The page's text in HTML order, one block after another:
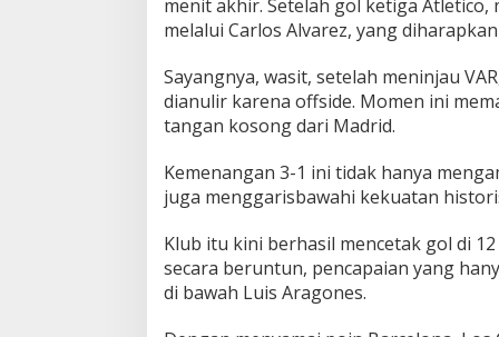
menit akhir. Setelah gol ketiga
melalui Carlos Alvarez, yang
Sayangnya, wasit, setelah meninjau
dianulir karena offside. Momen ini
tangan kosong dari Madrid.
Kemenangan 3-1 ini tidak hanya
juga menggarisbawahi kekuatan
Klub itu kini berhasil mencetak gol di
secara beruntun, pencapaian yang
di bawah Luis Aragones.